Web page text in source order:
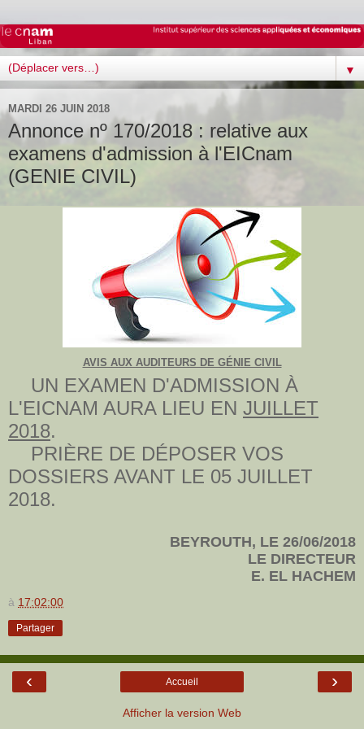
▼
MARDI 26 JUIN 2018
Annonce nº 170/2018 : relative aux
examens d'admission à l'EICnam
(GENIE CIVIL)
AVIS AUX AUDITEURS DE GÉNIE CIVIL
UN EXAMEN D'ADMISSION À
L'EICNAM AURA LIEU EN JUILLET
2018.
PRIÈRE DE DÉPOSER VOS
DOSSIERS AVANT LE 05 JUILLET
2018.
BEYROUTH, LE 26/06/2018
LE DIRECTEUR
E. EL HACHEM
à 17:02:00
Partager
‹ ›
Accueil
Afficher la version Web